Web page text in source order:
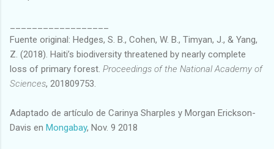
Fuente original: Hedges, S. B., Cohen, W. B., Timyan, J., & Yang,
Z. (2018). Haiti’s biodiversity threatened by nearly complete
loss of primary forest. Proceedings of the National Academy of
Sciences, 201809753.
Adaptado de artículo de Carinya Sharples y Morgan Erickson-
Davis en Mongabay, Nov. 9 2018